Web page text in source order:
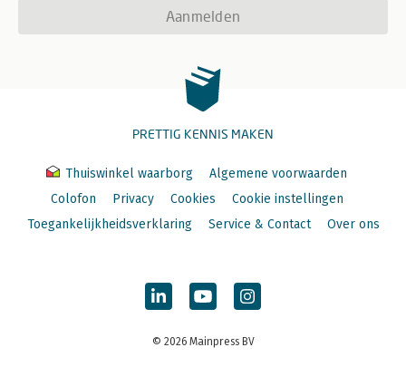
Aanmelden
PRETTIG KENNIS MAKEN
Thuiswinkel waarborg
Algemene voorwaarden
Colofon
Privacy Cookies
Cookie instellingen
Toegankelijkheidsverklaring
Service & Contact Over ons
© 2026 Mainpress BV